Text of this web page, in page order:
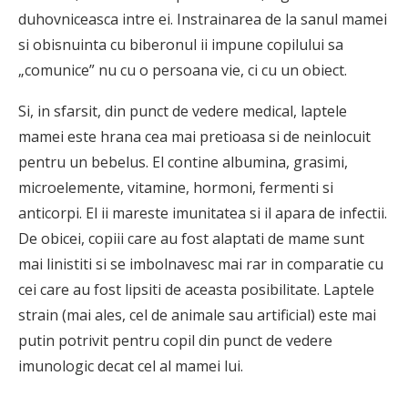
duhovniceasca intre ei. Instrainarea de la sanul mamei
si obisnuinta cu biberonul ii impune copilului sa
„comunice” nu cu o persoana vie, ci cu un obiect.
Si, in sfarsit, din punct de vedere medical, laptele
mamei este hrana cea mai pretioasa si de neinlocuit
pentru un bebelus. El contine albumina, grasimi,
microelemente, vitamine, hormoni, fermenti si
anticorpi. El ii mareste imunitatea si il apara de infectii.
De obicei, copiii care au fost alaptati de mame sunt
mai linistiti si se imbolnavesc mai rar in comparatie cu
cei care au fost lipsiti de aceasta posibilitate. Laptele
strain (mai ales, cel de animale sau artificial) este mai
putin potrivit pentru copil din punct de vedere
imunologic decat cel al mamei lui.